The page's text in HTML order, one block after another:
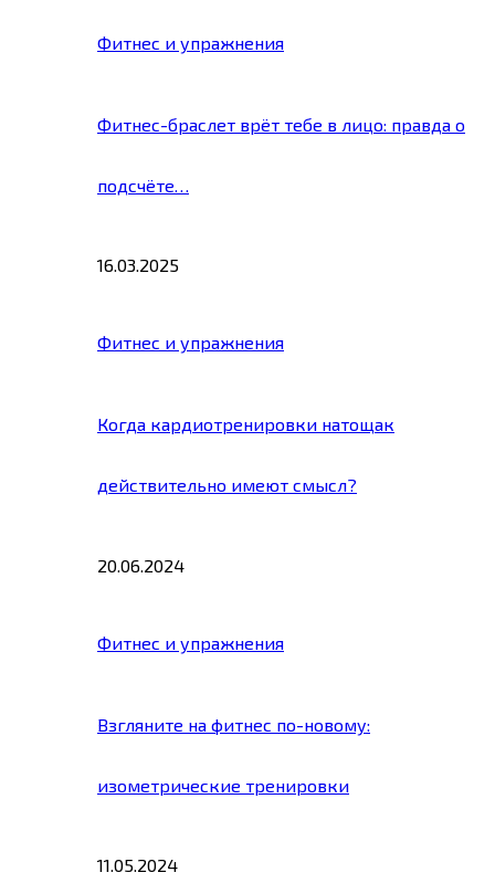
Фитнес и упражнения
Фитнес-браслет врёт тебе в лицо: правда о
подсчёте…
16.03.2025
Фитнес и упражнения
Когда кардиотренировки натощак
действительно имеют смысл?
20.06.2024
Фитнес и упражнения
Взгляните на фитнес по-новому:
изометрические тренировки
11.05.2024